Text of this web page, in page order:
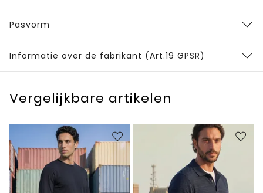
Pasvorm
Informatie over de fabrikant (Art.19 GPSR)
Vergelijkbare artikelen